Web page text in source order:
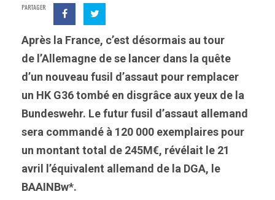
PARTAGER
Après la France, c’est désormais au tour
de l’Allemagne de se lancer dans la quête
d’un nouveau fusil d’assaut pour remplacer
un HK G36 tombé en disgrâce aux yeux de la
Bundeswehr. Le futur fusil d’assaut allemand
sera commandé à 120 000 exemplaires pour
un montant total de 245M€, révélait le 21
avril l’équivalent allemand de la DGA, le
BAAINBw*.